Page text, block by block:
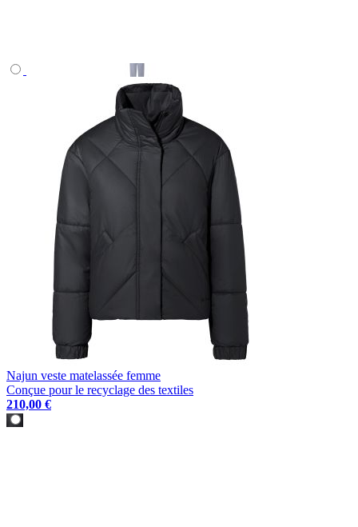
Najun veste matelassée femme
Conçue pour le recyclage des textiles
210,00 €